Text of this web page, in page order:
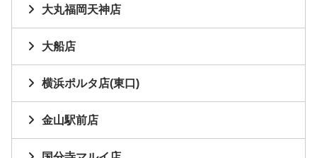
大丸福岡天神店
大船店
横浜ポルタ店(東口)
金山駅前店